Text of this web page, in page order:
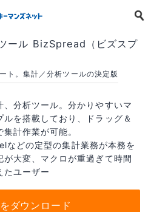
ール BizSpread（ビズスプ
ト。集計／分析ツールの決定版
分析ツール。分かりやすいマ
を搭載しており、ドラッグ＆
計作業が可能。
などの定型の集計業務が本務を
大変、マクロが重過ぎて時間
たユーザー
ダウンロード